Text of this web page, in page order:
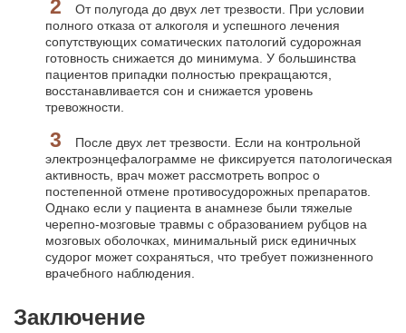
От полугода до двух лет трезвости. При условии
полного отказа от алкоголя и успешного лечения
сопутствующих соматических патологий судорожная
готовность снижается до минимума. У большинства
пациентов припадки полностью прекращаются,
восстанавливается сон и снижается уровень
тревожности.
После двух лет трезвости. Если на контрольной
электроэнцефалограмме не фиксируется патологическая
активность, врач может рассмотреть вопрос о
постепенной отмене противосудорожных препаратов.
Однако если у пациента в анамнезе были тяжелые
черепно-мозговые травмы с образованием рубцов на
мозговых оболочках, минимальный риск единичных
судорог может сохраняться, что требует пожизненного
врачебного наблюдения.
Заключение